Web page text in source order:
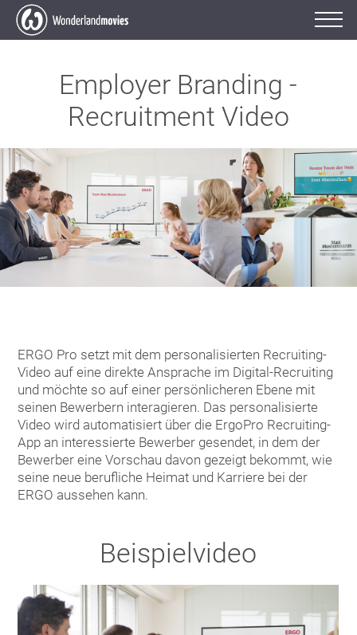
Employer Branding -
Recruitment Video
ERGO Pro setzt mit dem personalisierten Recruiting-
Video auf eine direkte Ansprache im Digital-Recruiting
und möchte so auf einer persönlicheren Ebene mit
seinen Bewerbern interagieren. Das personalisierte
Video wird automatisiert über die ErgoPro Recruiting-
App an interessierte Bewerber gesendet, in dem der
Bewerber eine Vorschau davon gezeigt bekommt, wie
seine neue berufliche Heimat und Karriere bei der
ERGO aussehen kann.
Beispielvideo